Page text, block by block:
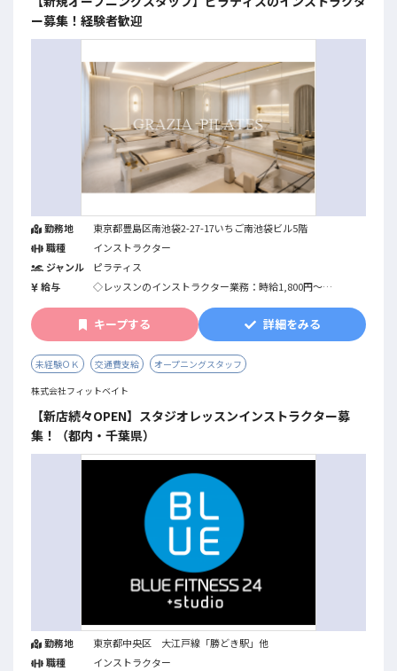
ー募集！経験者歓迎
勤務地
東京都豊島区南池袋2-27-17いちご南池袋ビル5階
職種
インストラクター
ジャンル
ピラティス
給与
◇レッスンのインストラクター業務：時給1,800円～
※業務内容により変動します
キープする 詳細をみる
未経験ＯＫ 交通費支給
オープニングスタッフ
株式会社フィットベイト
【新店続々OPEN】スタジオレッスンインストラクター募
集！（都内・千葉県）
勤務地
東京都中央区 大江戸線「勝どき駅」他
職種
インストラクター